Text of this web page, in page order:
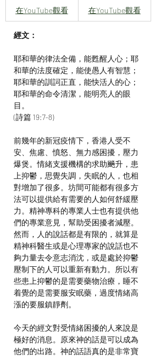
在YouTube觀看 在YouTube觀看
經文：
耶和華的律法全備，能甦醒人心；耶
和華的法度確定，能使愚人有智慧；
耶和華的訓詞正直，能快活人的心；
耶和華的命令清潔，能明亮人的眼
目。
(詩篇 19:7-8)
前幾年的新冠疫情下，香港人受不
安、焦慮、憤怒、無力感困擾，壓力
爆煲。情緒支援機構的求助飈升，患
上抑鬱，思覺失調，失眠的人，也相
對增加了很多。坊間可能都有很多方
法可以提供給有需要的人如何舒緩壓
力。精神專科的專業人士也有提供他
們的專業意見，幫助受困擾者減壓。
然而，人的說話都是有限的，就算是
精神科醫生或是心理專家的說話也不
夠力量去令意志消沈，或是處於抑鬱
壓制下的人可以重新有動力。所以有
些患上抑鬱的是需要藥物治療，睡不
着覺的是需要服安眠藥，過度情緒高
漲的要服鎮靜劑。
今天的經文對受情緒困擾的人來說是
極好的消息。原來神的話是可以成為
他們的出路。神的話語真的是非常寶